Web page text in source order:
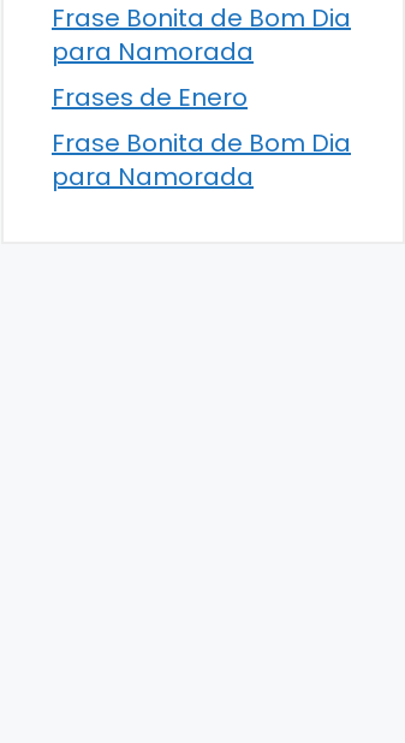
Frase Bonita de Bom Dia
para Namorada
Frases de Enero
Frase Bonita de Bom Dia
para Namorada